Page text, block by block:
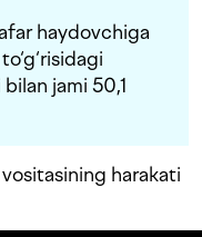
haydovchiga
jami 50,1
harakati